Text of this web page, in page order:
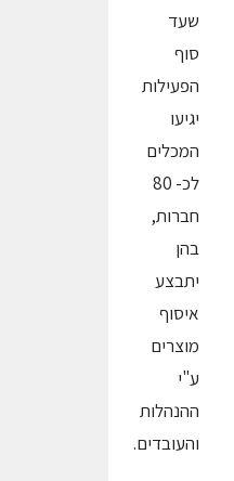
שעד
סוף
הפעילות
יגיעו
המכלים
לכ- 80
חברות,
בהן
יתבצע
איסוף
מוצרים
ע"י
ההנהלות
והעובדים.